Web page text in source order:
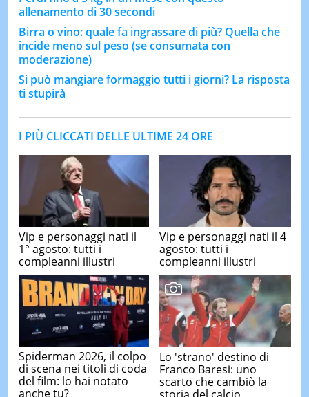
allenamento di 30 secondi
Birra o vino: quale fa ingrassare di più? Quella che
incide meno sul peso (se consumata con
moderazione)
Si può mangiare formaggio tutti i giorni? La risposta
ti stupirà
I PIÙ CLICCATI DELLE ULTIME 24 ORE
Vip e personaggi nati il
1° agosto: tutti i
compleanni illustri
Vip e personaggi nati il 4
agosto: tutti i
compleanni illustri
Spiderman 2026, il colpo
di scena nei titoli di coda
del film: lo hai notato
anche tu?
Lo 'strano' destino di
Franco Baresi: uno
scarto che cambiò la
storia del calcio